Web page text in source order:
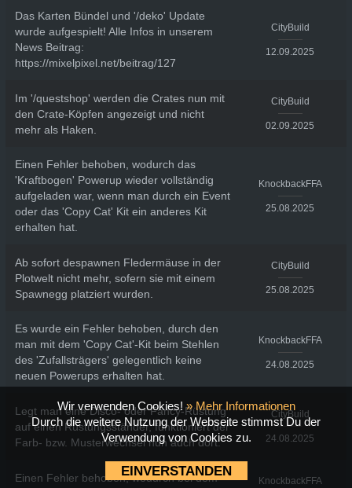
Das Karten Bündel und '/deko' Update
wurde aufgespielt! Alle Infos in unserem
News Beitrag:
https://mixelpixel.net/beitrag/127
CityBuild
12.09.2025
Im '/questshop' werden die Crates nun mit
den Crate-Köpfen angezeigt und nicht
mehr als Haken.
CityBuild
02.09.2025
Einen Fehler behoben, wodurch das
'Kraftbogen' Powerup wieder vollständig
aufgeladen war, wenn man durch ein Event
oder das 'Copy Cat' Kit ein anderes Kit
erhalten hat.
KnockbackFFA
25.08.2025
Ab sofort despawnen Fledermäuse in der
Plotwelt nicht mehr, sofern sie mit einem
Spawnegg platziert wurden.
CityBuild
25.08.2025
Es wurde ein Fehler behoben, durch den
man mit dem 'Copy Cat'-Kit beim Stehlen
des 'Zufallsträgers' gelegentlich keine
neuen Powerups erhalten hat.
KnockbackFFA
24.08.2025
Legt man eine Disco- oder Fancy-Rüstung
auf einen Rüstungsständer, funktioniert der
Farb- bzw. Musterwechsel nun auch dort.
CityBuild
24.08.2025
Einen Fehler behoben, wodurch bei dem
KnockbackFFA
Wir verwenden Cookies!» Mehr Informationen
Durch die weitere Nutzung der Webseite stimmst Du der
Verwendung von Cookies zu.
EINVERSTANDEN